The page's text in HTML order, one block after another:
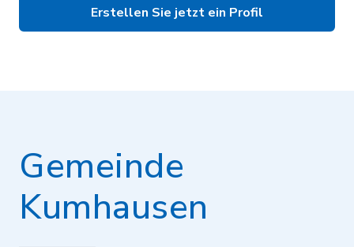
Erstellen Sie jetzt ein Profil
Gemeinde
Kumhausen